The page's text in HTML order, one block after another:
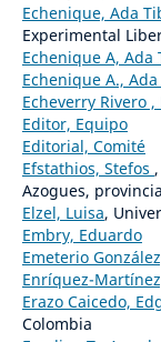
Echenique, Ada
Experimental
Echenique A, Ada
Echenique A.,
Echeverry Rivero
Editor, Equipo
Editorial, Comité
Efstathios, Stefos
Azogues,
Elzel, Luisa,
Embry, Eduardo
Emeterio
Enríquez-
Erazo Caicedo,
Colombia